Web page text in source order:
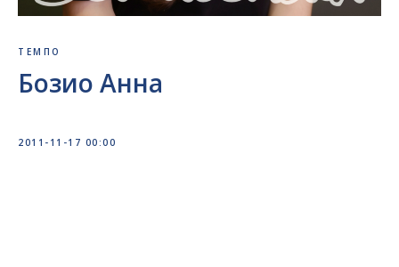
ТЕМПО
Бозио Анна
2011-11-17 00:00